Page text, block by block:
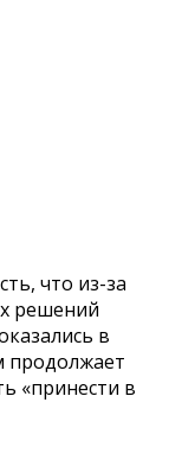
что из-за
решений
в
продолжает
«принести в